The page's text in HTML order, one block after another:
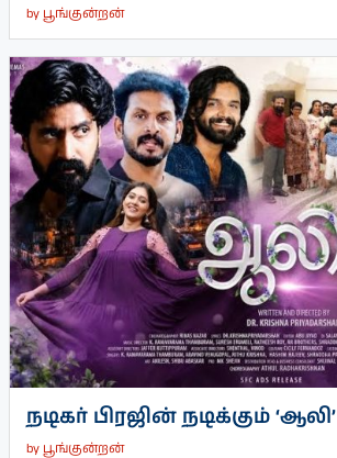
by பூங்குன்றன்
நடிகர் பிரஜின் நடிக்கும் ‘ஆலி’
by பூங்குன்றன்